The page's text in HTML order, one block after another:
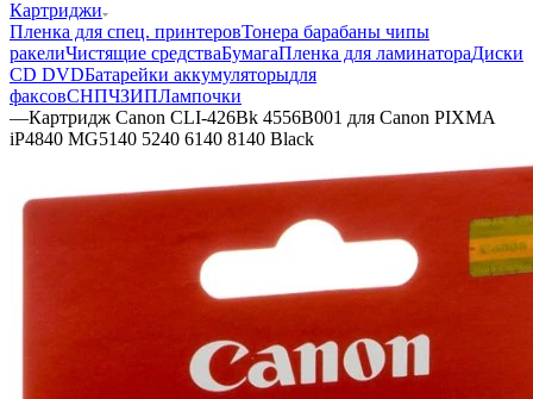
Картриджи
Пленка для спец. принтеровТонера барабаны чипы
ракелиЧистящие средстваБумагаПленка для ламинатораДиски
CD DVDБатарейки аккумуляторыдля
факсовСНПЧЗИПЛампочки
—Картридж Canon CLI-426Bk 4556B001 для Canon PIXMA
iP4840 MG5140 5240 6140 8140 Black